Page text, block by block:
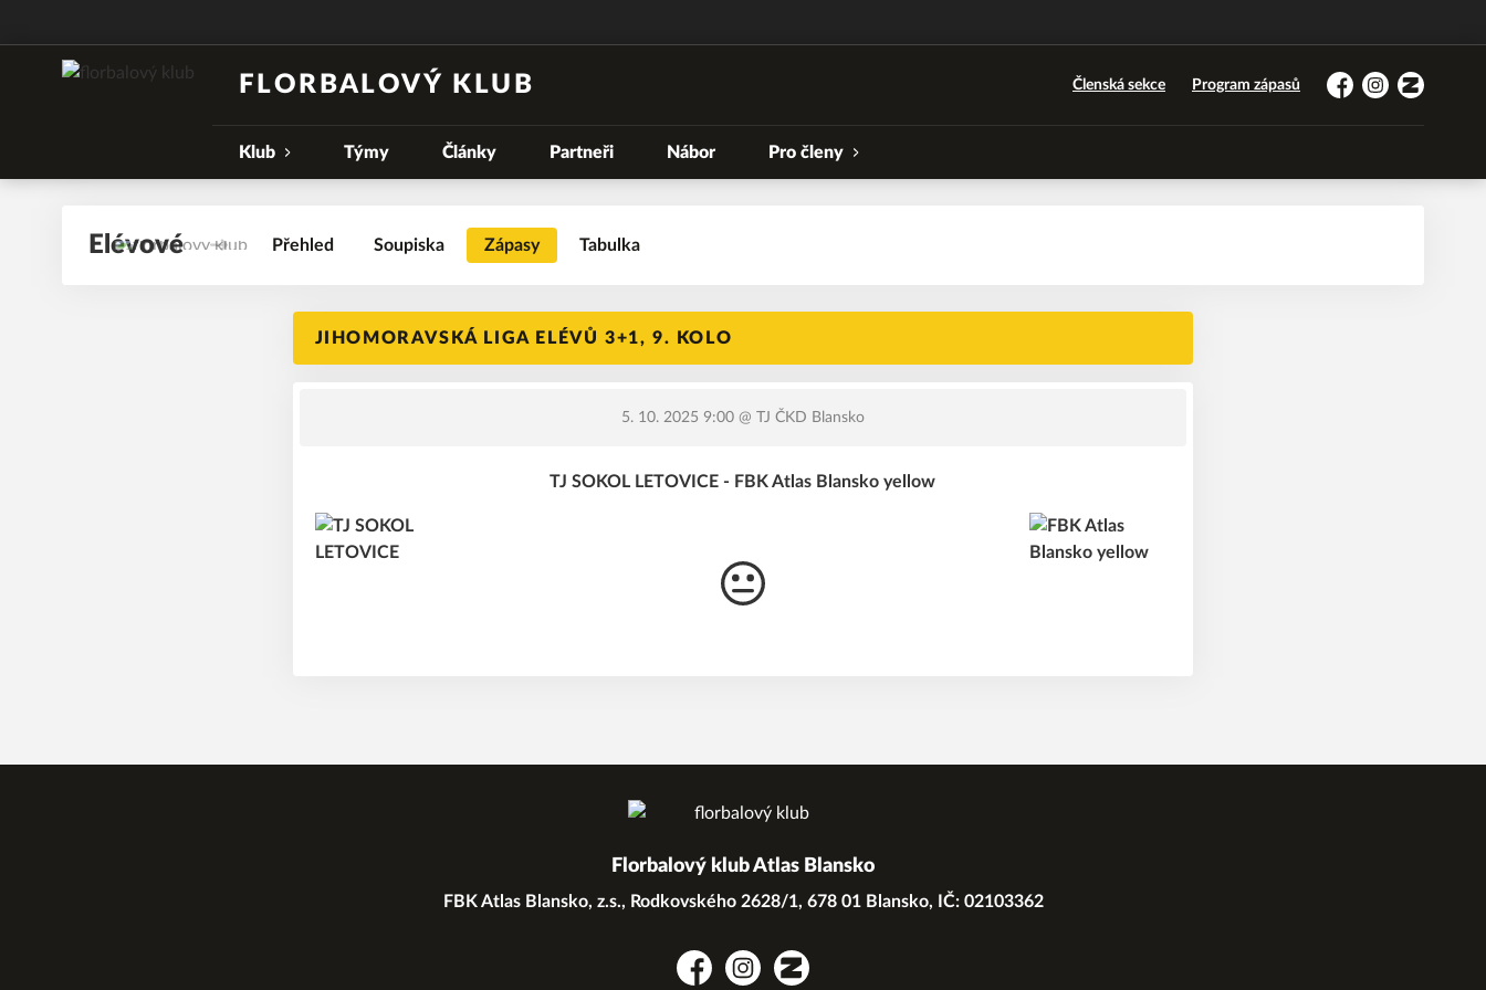
FLORBALOVÝ KLUB Členská sekce Program zápasů
FacebookInstagramZonerama
Klub Týmy Články Partneři Nábor Pro členy
Elévové Přehled Soupiska Zápasy Tabulka
JIHOMORAVSKÁ LIGA ELÉVŮ 3+1, 9. KOLO
5. 10. 2025 9:00@ TJ ČKD Blansko
TJ SOKOL LETOVICE - FBK Atlas Blansko yellow
Florbalový klub Atlas Blansko
FBK Atlas Blansko, z.s., Rodkovského 2628/1, 678 01 Blansko, IČ: 02103362
FacebookInstagramZonerama